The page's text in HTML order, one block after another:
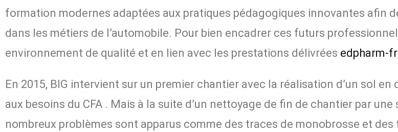
formation modernes adaptées aux pratiques pédagogiques innovantes afin
dans les métiers de l’automobile. Pour bien encadrer ces futurs
environnement de qualité et en lien avec les prestations délivrées edpharm-
En 2015, BIG intervient sur un premier chantier avec la réalisation d’un sol
aux besoins du CFA . Mais à la suite d’un nettoyage de fin de chantier par
nombreux problèmes sont apparus comme des traces de monobrosse et